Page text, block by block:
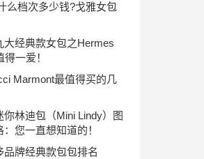
么档次多少钱?戈雅女包
大经典款女包之Hermes
一爱！
Marmont最值得买的几
你林迪包（Mini Lindy）图
：您一直想知道的！
品牌经典款包包排名